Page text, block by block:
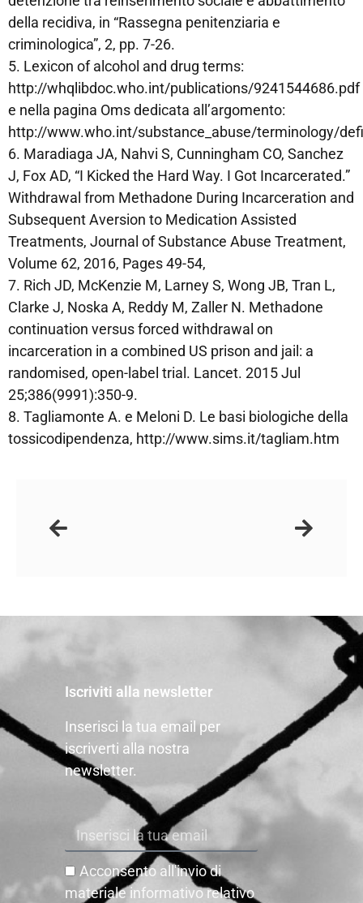
della recidiva, in “Rassegna penitenziaria e
criminologica”, 2, pp. 7-26.
5. Lexicon of alcohol and drug terms:
http://whqlibdoc.who.int/publications/9241544686.pdf
e nella pagina Oms dedicata all’argomento:
http://www.who.int/substance_abuse/terminology/
6. Maradiaga JA, Nahvi S, Cunningham CO, Sanchez
J, Fox AD, “I Kicked the Hard Way. I Got Incarcerated.”
Withdrawal from Methadone During Incarceration and
Subsequent Aversion to Medication Assisted
Treatments, Journal of Substance Abuse Treatment,
Volume 62, 2016, Pages 49-54,
7. Rich JD, McKenzie M, Larney S, Wong JB, Tran L,
Clarke J, Noska A, Reddy M, Zaller N. Methadone
continuation versus forced withdrawal on
incarceration in a combined US prison and jail: a
randomised, open-label trial. Lancet. 2015 Jul
25;386(9991):350-9.
8. Tagliamonte A. e Meloni D. Le basi biologiche della
tossicodipendenza, http://www.sims.it/tagliam.htm
Iscriviti alla newsletter
Inserisci la tua email per
iscriverti alla nostra
newsletter.
Acconsento all'invio di
materiale informativo relativo